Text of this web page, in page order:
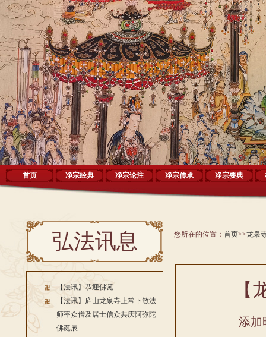
首页 净宗经典 净宗论注 净宗传承 净宗要典
弘法讯息
【法讯】恭迎佛诞
【法讯】庐山龙泉寺上常下敏法
师率众僧及居士信众共庆阿弥陀
佛诞辰
您所在的位置： 首页>>龙泉
【
添加